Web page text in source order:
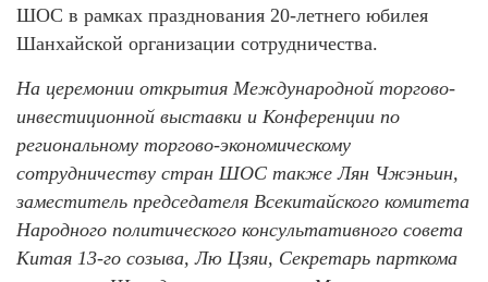
ШОС в рамках празднования 20-летнего юбилея
Шанхайской организации сотрудничества.
На церемонии открытия Международной торгово-
инвестиционной выставки и Конференции по
региональному торгово-экономическому
сотрудничеству стран ШОС также Лян Чжэньин,
заместитель председателя Всекитайского комитета
Народного политического консультативного совета
Китая 13-го созыва, Лю Цзяи, Секретарь парткома